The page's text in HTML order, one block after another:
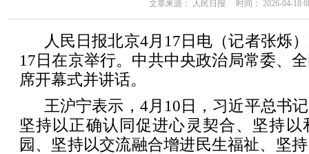
文章来源： 人民日报 时间： 2026-04-18
人民日报北京4月17日电（记者张烁
17日在京举行。中共中央政治局常委、
席开幕式并讲话。
王沪宁表示，4月10日，习近平总书
坚持以正确认同促进心灵契合、坚持
园、坚持以交流融合增进民生福祉、坚